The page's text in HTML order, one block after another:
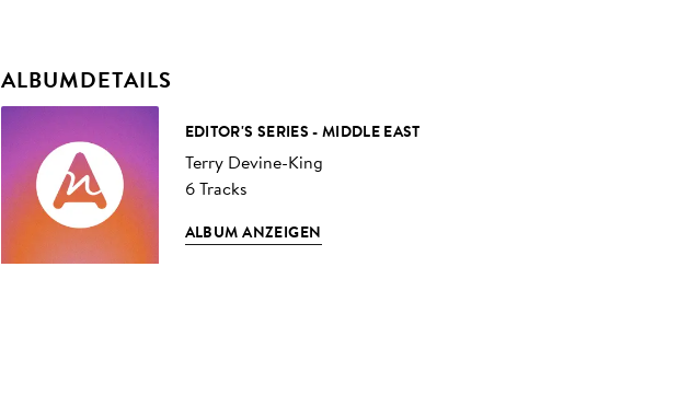
ALBUMDETAILS
EDITOR'S SERIES - MIDDLE EAST
Terry Devine-King
6 Tracks
ALBUM ANZEIGEN